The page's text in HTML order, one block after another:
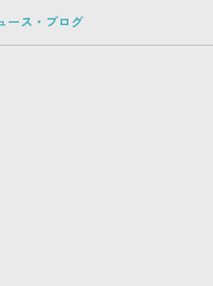
ース・ブログ